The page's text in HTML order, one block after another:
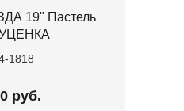
19" Пастель
1818
руб.